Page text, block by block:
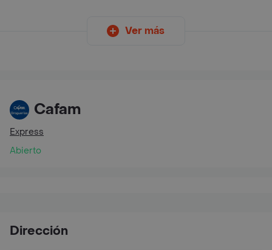
Ver más
Cafam
Express
Abierto
Dirección